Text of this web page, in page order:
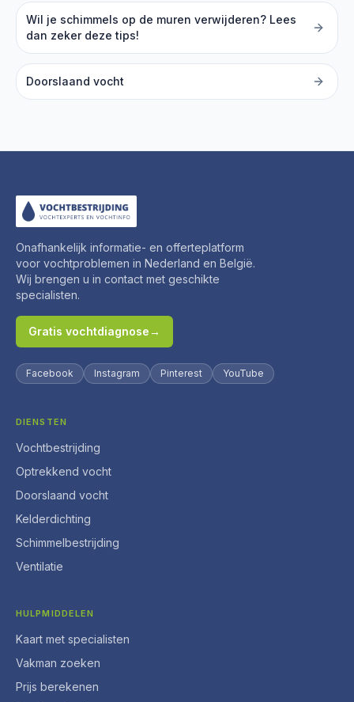
Wil je schimmels op de muren verwijderen? Lees
dan zeker deze tips!
Doorslaand vocht
Onafhankelijk informatie- en offerteplatform
voor vochtproblemen in Nederland en België.
Wij brengen u in contact met geschikte
specialisten.
Gratis vochtdiagnose→
Facebook Instagram Pinterest YouTube
DIENSTEN
Vochtbestrijding
Optrekkend vocht
Doorslaand vocht
Kelderdichting
Schimmelbestrijding
Ventilatie
HULPMIDDELEN
Kaart met specialisten
Vakman zoeken
Prijs berekenen